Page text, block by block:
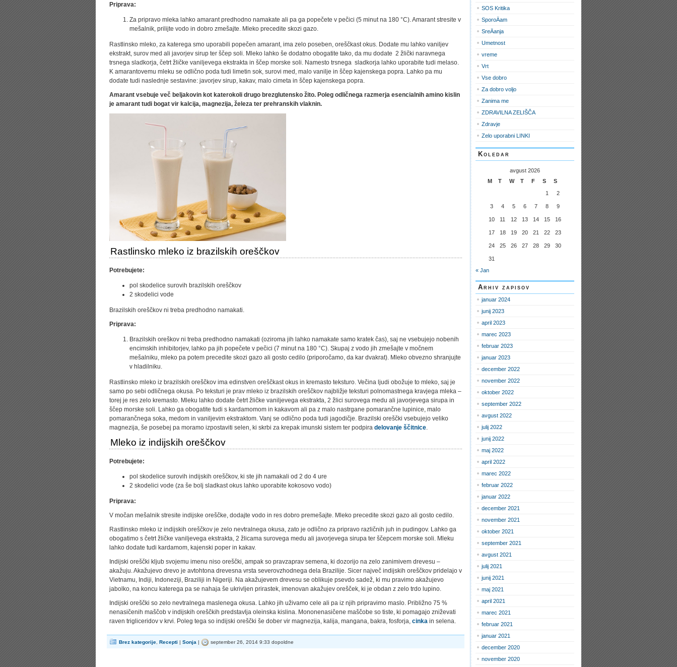
Priprava:
Za pripravo mleka lahko amarant predhodno namakate ali pa ga popečete v pečici (5 minut na 180 °C). Amarant stresite v
mešalnik, prilijte vodo in dobro zmešajte. Mleko precedite skozi gazo.
Rastlinsko mleko, za katerega smo uporabili popečen amarant, ima zelo poseben, oreščkast okus. Dodate mu lahko vaniljev
ekstrakt, surov med ali javorjev sirup ter ščep soli. Mleko lahko še dodatno obogatite tako, da mu dodate 2 žlički naravnega
trsnega sladkorja, četrt žličke vaniljevega ekstrakta in ščep morske soli. Namesto trsnega sladkorja lahko uporabite tudi melaso.
K amarantovemu mleku se odlično poda tudi limetin sok, surovi med, malo vanilje in ščep kajenskega popra. Lahko pa mu
dodate tudi naslednje sestavine: javorjev sirup, kakav, malo cimeta in ščep kajenskega popra.
Amarant vsebuje več beljakovin kot katerokoli drugo brezglutensko žito. Poleg odličnega razmerja esencialnih amino kislin
je amarant tudi bogat vir kalcija, magnezija, železa ter prehranskih vlaknin.
Rastlinsko mleko iz brazilskih oreščkov
Potrebujete:
pol skodelice surovih brazilskih oreščkov
2 skodelici vode
Brazilskih oreščkov ni treba predhodno namakati.
Priprava:
Brazilskih oreškov ni treba predhodno namakati (oziroma jih lahko namakate samo kratek čas), saj ne vsebujejo nobenih
encimskih inhibitorjev, lahko pa jih popečete v pečici (7 minut na 180 °C). Skupaj z vodo jih zmešajte v močnem
mešalniku, mleko pa potem precedite skozi gazo ali gosto cedilo (priporočamo, da kar dvakrat). Mleko obvezno shranjujte
v hladilniku.
Rastlinsko mleko iz brazilskih oreščkov ima edinstven oreščkast okus in kremasto teksturo. Večina ljudi obožuje to mleko, saj je
samo po sebi odličnega okusa. Po teksturi je prav mleko iz brazilskih oreščkov najbližje teksturi polnomastnega kravjega mleka –
torej je res zelo kremasto. Mleku lahko dodate četrt žličke vaniljevega ekstrakta, 2 žlici surovega medu ali javorjevega sirupa in
ščep morske soli. Lahko ga obogatite tudi s kardamomom in kakavom ali pa z malo nastrgane pomarančne lupinice, malo
pomarančnega soka, medom in vaniljevim ekstraktom. Vanj se odlično poda tudi jagodičje. Brazilski oreščki vsebujejo veliko
magnezija, še posebej pa moramo izpostaviti selen, ki skrbi za krepak imunski sistem ter podpira delovanje ščitnice.
Mleko iz indijskih oreščkov
Potrebujete:
pol skodelice surovih indijskih oreščkov, ki ste jih namakali od 2 do 4 ure
2 skodelici vode (za še bolj sladkast okus lahko uporabite kokosovo vodo)
Priprava:
V močan mešalnik stresite indijske oreščke, dodajte vodo in res dobro premešajte. Mleko precedite skozi gazo ali gosto cedilo.
Rastlinsko mleko iz indijskih oreščkov je zelo nevtralnega okusa, zato je odlično za pripravo različnih juh in pudingov. Lahko ga
obogatimo s četrt žličke vaniljevega ekstrakta, 2 žlicama surovega medu ali javorjevega sirupa ter ščepcem morske soli. Mleku
lahko dodate tudi kardamom, kajenski poper in kakav.
Indijski oreščki kljub svojemu imenu niso oreščki, ampak so pravzaprav semena, ki dozorijo na zelo zanimivem drevesu –
akažuju. Akažujevo drevo je avtohtona drevesna vrsta severovzhodnega dela Brazilije. Sicer največ indijskih oreščkov pridelajo v
Vietnamu, Indiji, Indoneziji, Braziliji in Nigeriji. Na akažujevem drevesu se oblikuje psevdo sadež, ki mu pravimo akažujevo
jabolko, na koncu katerega pa se nahaja še ukrivljen prirastek, imenovan akažujev orešček, ki je obdan z zelo trdo lupino.
Indijski oreščki so zelo nevtralnega maslenega okusa. Lahko jih uživamo cele ali pa iz njih pripravimo maslo. Približno 75 %
nenasičenih maščob v indijskih oreščkih predstavlja oleinska kislina. Mononenasičene maščobe so tiste, ki pomagajo zniževati
raven trigliceridov v krvi. Poleg tega so indijski oreščki še dober vir magnezija, kalija, mangana, bakra, fosforja, cinka in selena.
Brez kategorije Recepti | Sonja | september 26, 2014 9:33 dopoldne
SOS Kritika
SporoÄam
SreÄanja
Umetnost
vreme
Vrt
Vse dobro
Za dobro voljo
Zanima me
ZDRAVILNA ZELIŠČA
Zdravje
Zelo uporabni LINKI
Koledar
avgust 2026
M
T W T F S
S
1
2
3 4 5 6 7 8 9
10 11 12 13 14 15 16
17 18 19 20 21 22 23
24 25 26 27 28 29 30
31
« Jan
Arhiv zapisov
januar 2024
junij 2023
april 2023
marec 2023
februar 2023
januar 2023
december 2022
november 2022
oktober 2022
september 2022
avgust 2022
julij 2022
junij 2022
maj 2022
april 2022
marec 2022
februar 2022
januar 2022
december 2021
november 2021
oktober 2021
september 2021
avgust 2021
julij 2021
junij 2021
maj 2021
april 2021
marec 2021
februar 2021
januar 2021
december 2020
november 2020